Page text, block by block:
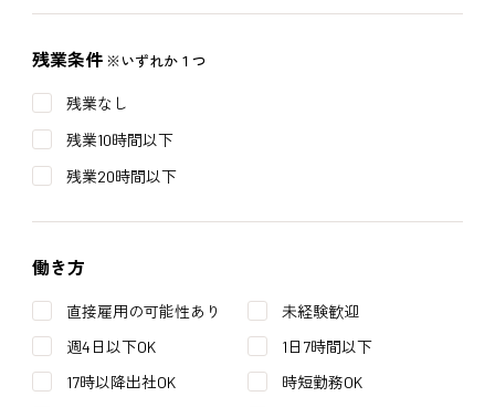
残業条件 ※いずれか１つ
残業なし
残業10時間以下
残業20時間以下
働き方
直接雇用の可能性あり
未経験歓迎
週4日以下OK
1日7時間以下
17時以降出社OK
時短勤務OK